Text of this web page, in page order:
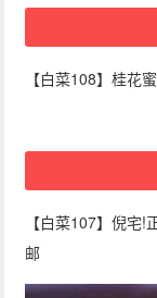
【白菜108】桂花
【白菜107】倪宅
邮